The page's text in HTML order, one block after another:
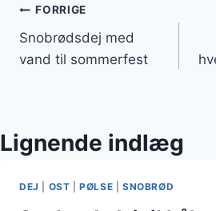
Indlægsnavigation
FORRIGE
Snobrødsdej med
vand til sommerfest
Lignende indlæg
DEJ OST |PØLSE SNOBRØD